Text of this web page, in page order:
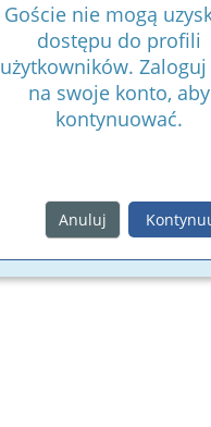
Goście nie mogą
dostępu do profili
użytkowników. Zaloguj
na swoje konto, aby
kontynuować.
Anuluj